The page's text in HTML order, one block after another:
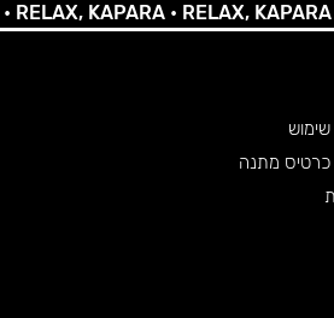
KAPARA •RELAX, KAPARA •
כרטיס מתנה